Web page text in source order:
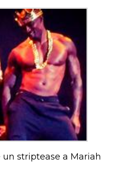
striptease a Mariah